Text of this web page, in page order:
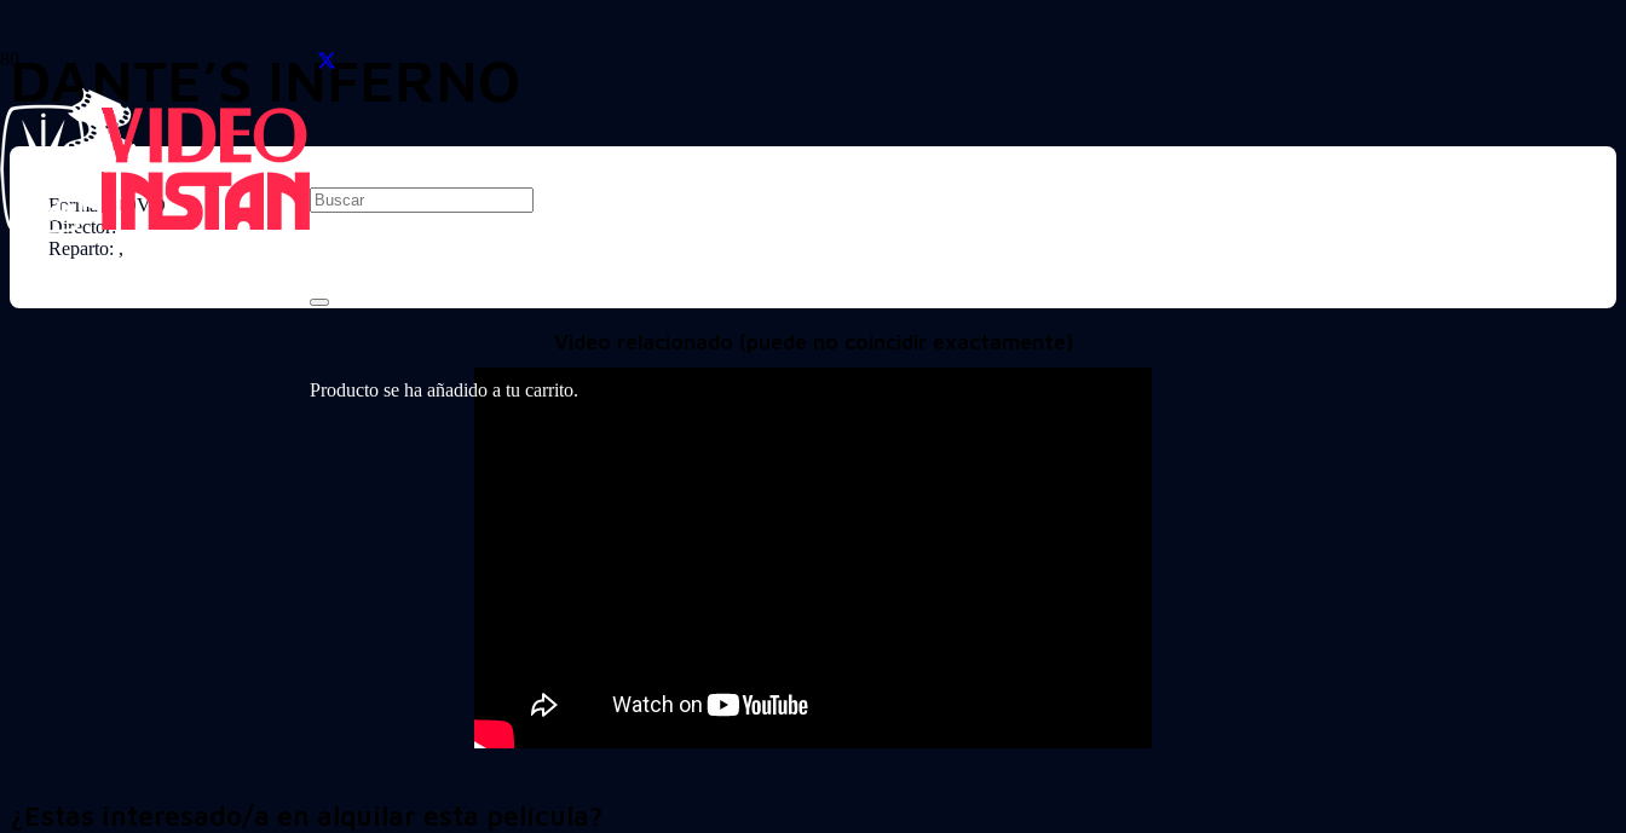
Producto se ha añadido a tu carrito.
DANTE’S INFERNO
Formato: DVD
Director:
Reparto: ,
Video relacionado (puede no coincidir exactamente)
¿Estas interesado/a en alquilar esta película?